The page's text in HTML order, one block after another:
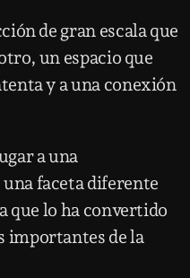
de gran escala que
un espacio que
y a una conexión
a una
faceta diferente
que lo ha convertido
importantes de la